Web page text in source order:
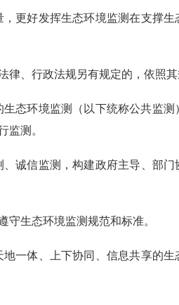
好发挥生态环境监测在支撑生
、行政法规另有规定的，依照其
态环境监测（以下统称公共监测
监测。
信监测，构建政府主导、部门
生态环境监测规范和标准。
一体、上下协同、信息共享的生